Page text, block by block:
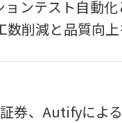
ンテスト自動
数削減と品質向
券、Autifyによ